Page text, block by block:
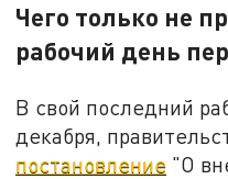
Чего только не
рабочий день
В свой последний
декабря,
постановление "О